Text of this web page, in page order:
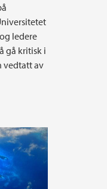
ledere
gå kritisk i
vedtatt av